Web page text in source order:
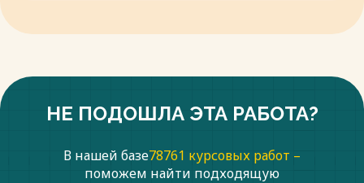
НЕ ПОДОШЛА ЭТА РАБОТА?
В нашей базе78761 курсовых работ –
поможем найти подходящую